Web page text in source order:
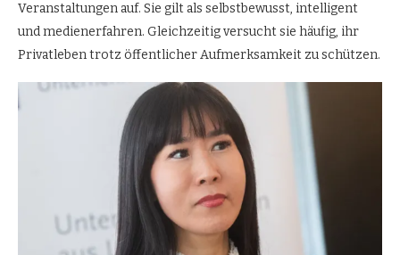
Veranstaltungen auf. Sie gilt als selbstbewusst, intelligent
und medienerfahren. Gleichzeitig versucht sie häufig, ihr
Privatleben trotz öffentlicher Aufmerksamkeit zu schützen.